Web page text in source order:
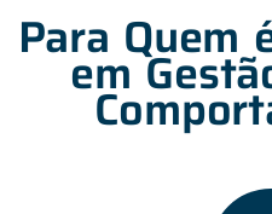
Para Quem
em